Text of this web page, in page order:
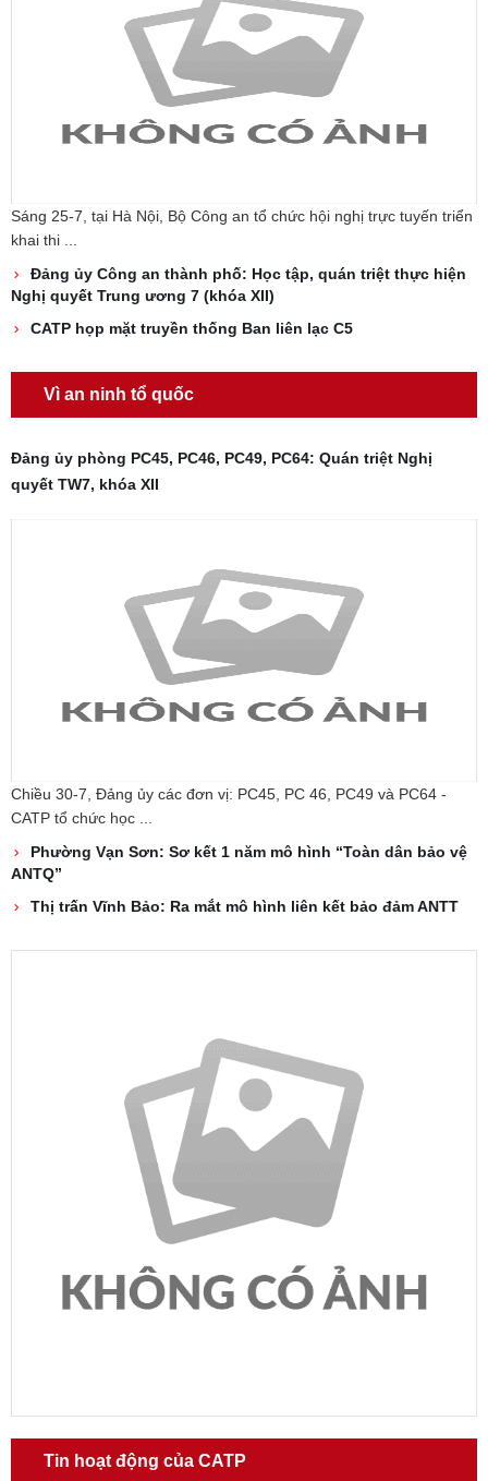
Sáng 25-7, tại Hà Nội, Bộ Công an tổ chức hội nghị trực tuyến triển
khai thi ...
Đảng ủy Công an thành phố: Học tập, quán triệt thực hiện
Nghị quyết Trung ương 7 (khóa XII)
CATP họp mặt truyền thống Ban liên lạc C5
Vì an ninh tổ quốc
Đảng ủy phòng PC45, PC46, PC49, PC64: Quán triệt Nghị
quyết TW7, khóa XII
Chiều 30-7, Đảng ủy các đơn vị: PC45, PC 46, PC49 và PC64 -
CATP tổ chức học ...
Phường Vạn Sơn: Sơ kết 1 năm mô hình “Toàn dân bảo vệ
ANTQ”
Thị trấn Vĩnh Bảo: Ra mắt mô hình liên kết bảo đảm ANTT
Tin hoạt động của CATP